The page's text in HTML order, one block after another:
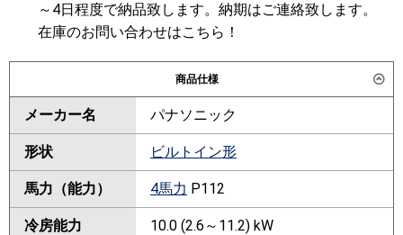
～4日程度で納品致します。納期はご連絡致します。
在庫のお問い合わせはこちら！
商品仕様
メーカー名 パナソニック
形状 ビルトイン形
馬力（能力） 4馬力 P112
冷房能力 10.0 (2.6～11.2) kW